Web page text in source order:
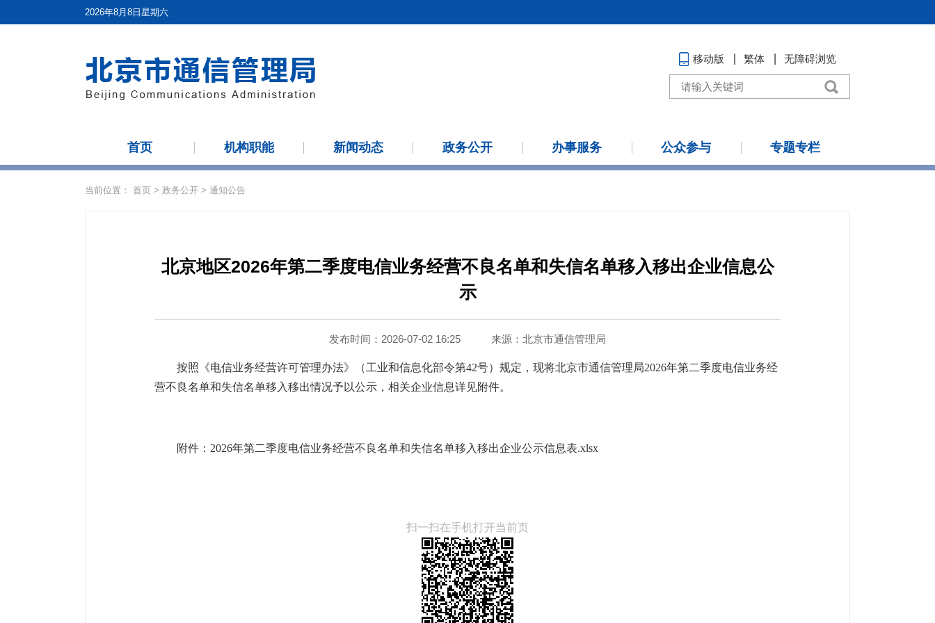
2026年8月8日星期六
移动版 繁体 无障碍浏览
首页 机构职能 新闻动态 政务公开 办事服务 公众参与 专题专栏
当前位置： 首页 > 政务公开 > 通知公告
北京地区2026年第二季度电信业务经营不良名单和失信名单移入移出企业信息公
示
发布时间：2026-07-02 16:25 来源： 北京市通信管理局
按照《电信业务经营许可管理办法》（工业和信息化部令第42号）规定，现将北京市通信管理局2026年第二季度电信业务经
营不良名单和失信名单移入移出情况予以公示，相关企业信息详见附件。
附件： 2026年第二季度电信业务经营不良名单和失信名单移入移出企业公示信息表.xlsx
扫一扫在手机打开当前页